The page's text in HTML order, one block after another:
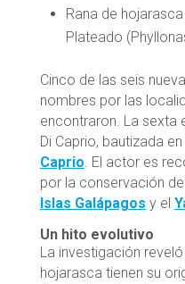
Rana de
Plateado
Cinco de las seis
nombres por las
encontraron. La sexta
Di Caprio, bautizada
Caprio. El actor es
por la conservación
Islas Galápagos y el
Un hito evolutivo
La investigación
hojarasca tienen su